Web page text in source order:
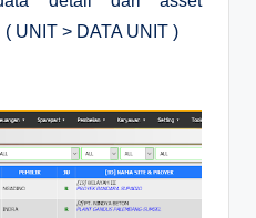
UNIT > DATA UNIT )